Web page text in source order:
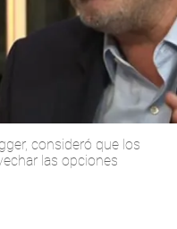
consideró que los
las opciones